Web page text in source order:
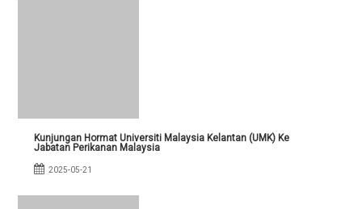
Kunjungan Hormat Universiti Malaysia Kelantan (UMK) Ke
Jabatan Perikanan Malaysia
2025-05-21